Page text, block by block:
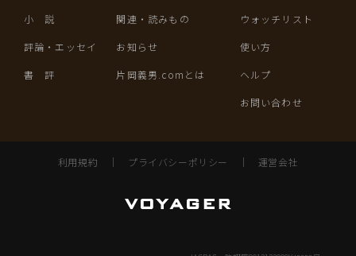
小 説
評論・エッセイ
書 評
関連・読みもの
お知らせ
片岡義男.comとは
ウォッチリスト
使い方
ヘルプ
お問い合わせ
利用規約 ｜ プライバシーポリシー ｜ 運営会社